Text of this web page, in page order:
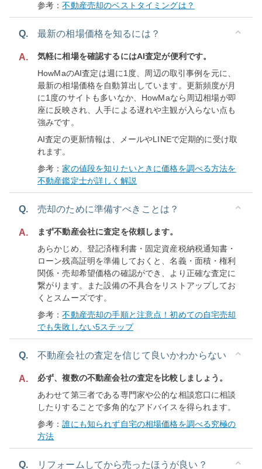
参考：不動産売却のベストタイミングは？
Q. 最新の相場価格を知るには？
A.
気軽に相場を確認するにはAI査定が便利です。
HowMaのAI査定は週に1度、周辺の取引事例を元に、
最新の相場価格を自動算出しています。更新頻度が月
に1度のサイトも多いなか、HowMaなら周辺相場が即
座に反映され、人手による遅れや主観が入らない点も
強みです。
AI査定の更新情報は、メールやLINEで定期的に受け取
れます。
参考：家の値段を知りたいときに価格を調べる方法を
不動産鑑定士が詳しく解説
Q. 売却のために準備すべきことは？
A.
まず不動産会社に査定を依頼します。
あらかじめ、登記済権利書・固定資産税納税通知書・
ローン残高証明を準備しておくと、名義・面積・権利
関係・売却希望価格の確認ができ、より正確な査定に
繋がります。また設備の不具合をリストアップしてお
くとスムーズです。
参考：不動産売却の手順と注意点！初めての自宅売却
でも失敗しない5ステップ
Q. 不動産会社の査定を信じて良いかわからない
A.
必ず、複数の不動産会社の査定を比較しましょう。
あわせて第三者である専門家や公的な相談窓口に相談
したりすることで多角的なアドバイスを得られます。
参考：誰にも知られず自宅の相場価格を調べる究極の
方法
Q. リフォームしてから売ったほうが良い？